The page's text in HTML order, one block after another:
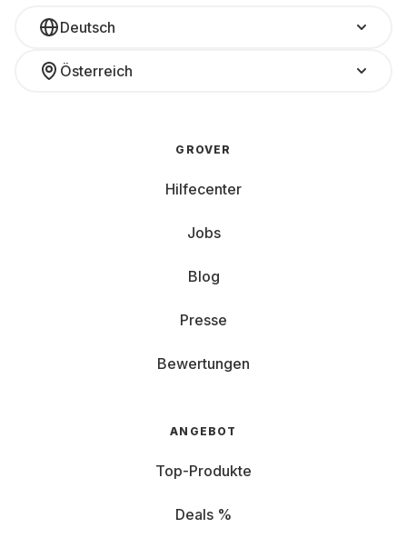
Deutsch
Österreich
GROVER
Hilfecenter
Jobs
Blog
Presse
Bewertungen
ANGEBOT
Top-Produkte
Deals %